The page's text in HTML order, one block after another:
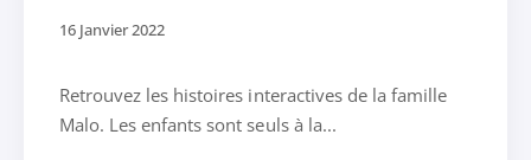
16 Janvier 2022
Retrouvez les histoires interactives de la famille
Malo. Les enfants sont seuls à la...